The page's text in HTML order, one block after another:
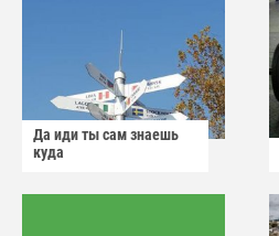
Да иди ты сам знаешь
куда